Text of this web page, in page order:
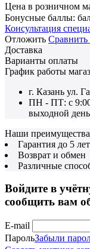
Цена в розничном
Бонусные баллы:
Консультация
Отложить Сравнить
Доставка
Варианты оплаты
График работы
г. Казань ул.
ПН - ПТ: с
выходной день
Наши преимущества
Гарантия до 5 лет
Возврат и обмен
Различные
Войдите в
сообщить вам
E-mail
ПарольЗабыли